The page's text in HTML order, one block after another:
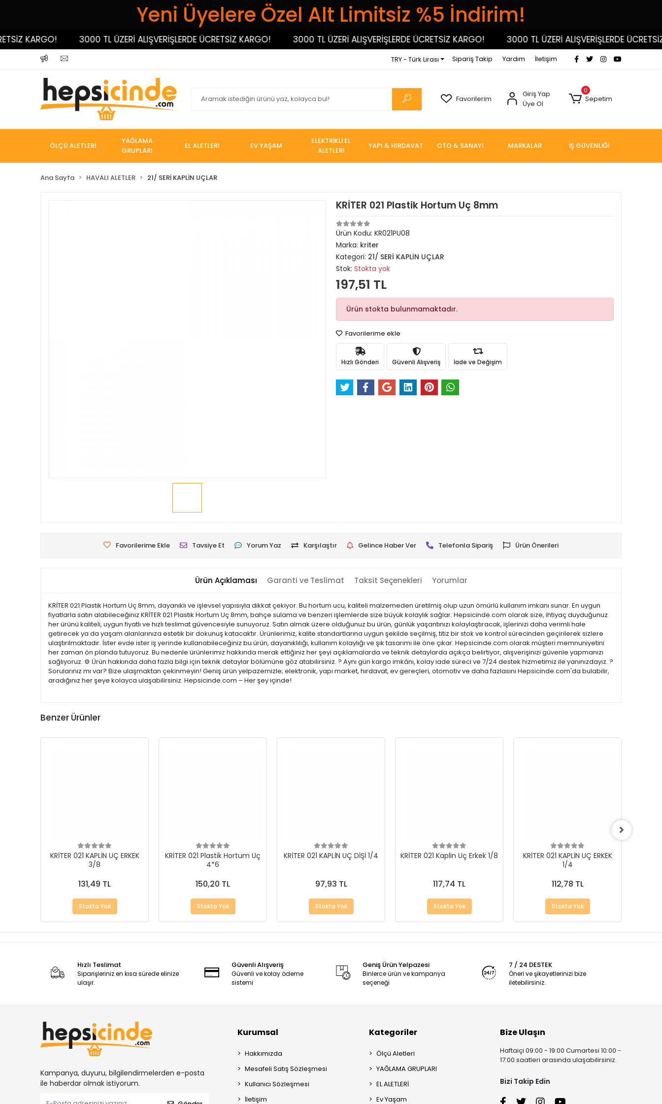
Yeni Üyelere Özel Alt Limitsiz %5 İndirim!
KARGO! 3000 TL ÜZERİ ALIŞVERİŞLERDE ÜCRETSİZ KARGO! 3000 TL ÜZERİ ALIŞVERİŞLERDE ÜCRETSİZ KARGO! 3000 TL ÜZERİ ALIŞVERİŞLERDE ÜCRETSİZ
TRY - Türk Lirası Sipariş Takip Yardım İletişim
Favorilerim
Giriş Yap
Üye Ol
0
Sepetim
ÖLÇÜ ALETLERİ
YAĞLAMA
GRUPLARI
EL ALETLERİ EV YAŞAM
ELEKTRİKLİ EL
ALETLERİ
YAPI & HIRDAVAT OTO & SANAYİ MARKALAR İŞ GÜVENLİĞİ
Ana Sayfa HAVALI ALETLER 21/ SERİ KAPLİN UÇLAR
KRİTER 021 Plastik Hortum Uç 8mm
Ürün Kodu: KR021PU08
Marka: kriter
Kategori: 21/ SERİ KAPLİN UÇLAR
Stok: Stokta yok
197,51 TL
Ürün stokta bulunmamaktadır.
Favorilerime ekle
Hızlı Gönderi Güvenli Alışveriş İade ve Değişim
Favorilerime Ekle Tavsiye Et Yorum Yaz Karşılaştır Gelince Haber Ver Telefonla Sipariş Ürün Önerileri
Ürün Açıklaması Garanti ve Teslimat Taksit Seçenekleri Yorumlar
KRİTER 021 Plastik Hortum Uç 8mm, dayanıklı ve işlevsel yapısıyla dikkat çekiyor. Bu hortum ucu, kaliteli malzemeden üretilmiş olup uzun ömürlü kullanım imkanı sunar. En uygun
fiyatlarla satın alabileceğiniz KRİTER 021 Plastik Hortum Uç 8mm, bahçe sulama ve benzeri işlemlerde size büyük kolaylık sağlar. Hepsicinde.com olarak size, ihtiyaç duyduğunuz
her ürünü kaliteli, uygun fiyatlı ve hızlı teslimat güvencesiyle sunuyoruz. Satın almak üzere olduğunuz bu ürün, günlük yaşantınızı kolaylaştıracak, işlerinizi daha verimli hale
getirecek ya da yaşam alanlarınıza estetik bir dokunuş katacaktır. Ürünlerimiz, kalite standartlarına uygun şekilde seçilmiş, titiz bir stok ve kontrol sürecinden geçirilerek sizlere
ulaştırılmaktadır. İster evde ister iş yerinde kullanabileceğiniz bu ürün, dayanıklılığı, kullanım kolaylığı ve şık tasarımı ile öne çıkar. Hepsicinde.com olarak müşteri memnuniyetini
her zaman ön planda tutuyoruz. Bu nedenle ürünlerimiz hakkında merak ettiğiniz her şeyi açıklamalarda ve teknik detaylarda açıkça belirtiyor, alışverişinizi güvenle yapmanızı
sağlıyoruz. ⚙️ Ürün hakkında daha fazla bilgi için teknik detaylar bölümüne göz atabilirsiniz. ? Aynı gün kargo imkânı, kolay iade süreci ve 7/24 destek hizmetimiz ile yanınızdayız. ?
Sorularınız mı var? Bize ulaşmaktan çekinmeyin! Geniş ürün yelpazemizle; elektronik, yapı market, hırdavat, ev gereçleri, otomotiv ve daha fazlasını Hepsicinde.com'da bulabilir,
aradığınız her şeye kolayca ulaşabilirsiniz. Hepsicinde.com – Her şey içinde!
Benzer Ürünler
KRİTER 021 KAPLİN UÇ ERKEK
3/8
131,49 TL
Stokta Yok
KRİTER 021 Plastik Hortum Uç
4*6
150,20 TL
Stokta Yok
KRİTER 021 KAPLİN UÇ DİŞİ 1/4
97,93 TL
Stokta Yok
KRİTER 021 Kaplin Uç Erkek 1/8
117,74 TL
Stokta Yok
KRİTER 021 KAPLİN UÇ ERKEK
1/4
112,78 TL
Stokta Yok
Hızlı Teslimat
Siparişleriniz en kısa sürede elinize
ulaşır.
Güvenli Alışveriş
Güvenli ve kolay ödeme
sistemi
Geniş Ürün Yelpazesi
Binlerce ürün ve kampanya
seçeneği
7 / 24 DESTEK
Öneri ve şikayetlerinizi bize
iletebilirsiniz.
Kampanya, duyuru, bilgilendirmelerden e-posta
ile haberdar olmak istiyorum.
Kurumsal
Hakkımızda
Mesafeli Satış Sözleşmesi
Kullanıcı Sözleşmesi
İletişim
Kategoriler
Ölçü Aletleri
YAĞLAMA GRUPLARI
EL ALETLERİ
Ev Yaşam
Bize Ulaşın
Haftaiçi 09:00 - 19:00 Cumartesi 10:00 -
17:00 saatleri arasında ulaşabilirsiniz.
Bizi Takip Edin